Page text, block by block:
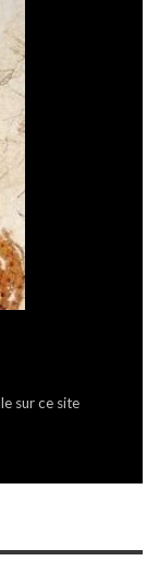
sur ce site